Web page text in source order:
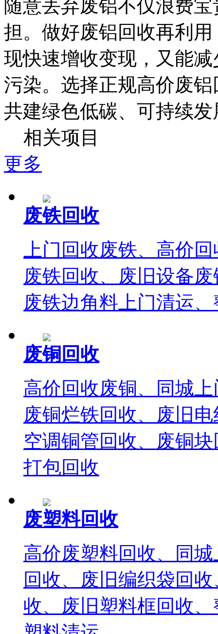
随意丢弃废铝不仅浪费
担。做好废铝回收再利
现快速增收变现，又能
污染。选择正规高价废
共建绿色低碳、可持续
相关项目
更多
废铁回收
上门回收废铁、高价
废铁回收、废旧设备
废铁边角料上门清运
废铜回收
高价回收废铜、同城
废铜烂铁回收、废旧
空调铜管回收、废铜
打包回收
废塑料回收
高价废塑料回收、同
回收、废旧编织袋回
收、废旧塑料框回收